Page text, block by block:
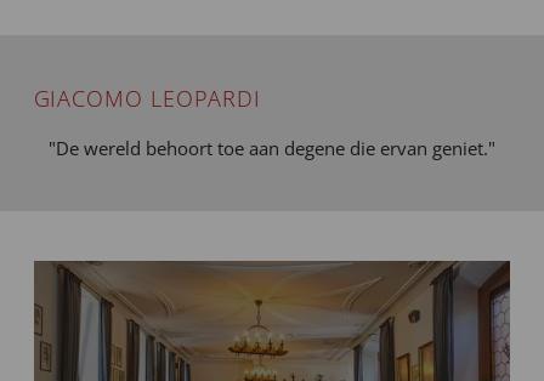
GIACOMO LEOPARDI
"De wereld behoort toe aan degene die ervan geniet."